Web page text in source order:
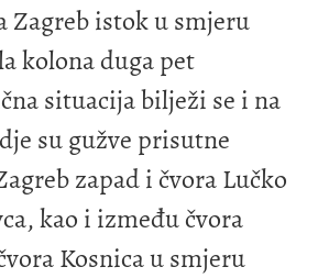
Zagreb istok u smjeru
kolona duga pet
situacija bilježi se i na
su gužve prisutne
zapad i čvora Lučko
kao i između čvora
Kosnica u smjeru